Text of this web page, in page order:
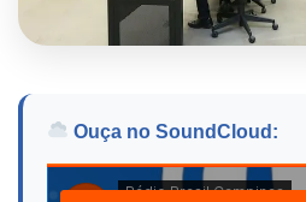
Ouça no SoundCloud: